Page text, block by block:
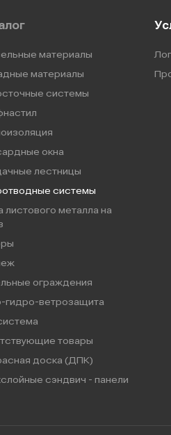
материалы
материалы
системы
окна
лестницы
системы
листового металла на
ограждения
гидро-ветрозащита
товары
доска (ДПК)
сэндвич - панели